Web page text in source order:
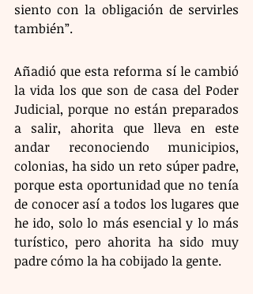
siento con la obligación de servirles
también”.
Añadió que esta reforma sí le cambió
la vida los que son de casa del Poder
Judicial, porque no están preparados
a salir, ahorita que lleva en este
andar reconociendo municipios,
colonias, ha sido un reto súper padre,
porque esta oportunidad que no tenía
de conocer así a todos los lugares que
he ido, solo lo más esencial y lo más
turístico, pero ahorita ha sido muy
padre cómo la ha cobijado la gente.